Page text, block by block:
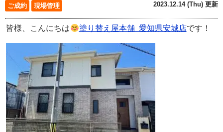
ご成約 現場管理 2023.12.14 (Thu) 更新
皆様、こんにちは 塗り替え屋本舗 愛知県安城店です！